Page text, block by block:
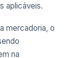
aplicáveis.
mercadoria, o
na